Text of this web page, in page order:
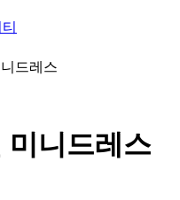
드레스
미니드레스